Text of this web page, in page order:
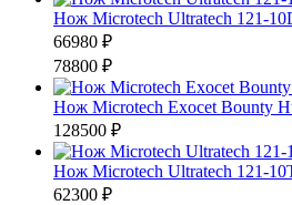
Нож Microtech Ultratech 121-
66980 ₽
78800 ₽
Нож Microtech Exocet Bounty
128500 ₽
Нож Microtech Ultratech 121-
62300 ₽